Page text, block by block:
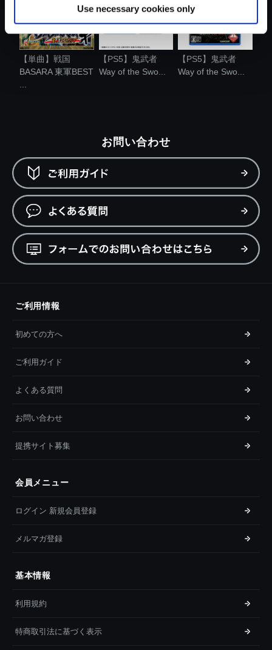
Use necessary cookies only
【単曲】戦国
BASARA 東軍BEST
【PS5】鬼武者
Way of the Swo...
【PS5】鬼武者
Way of the Swo...
お問い合わせ
ご利用情報
初めての方へ
ご利用ガイド
よくある質問
お問い合わせ
提携サイト募集
会員メニュー
ログイン 新規会員登録
メルマガ登録
基本情報
利用規約
特商取引法に基づく表示